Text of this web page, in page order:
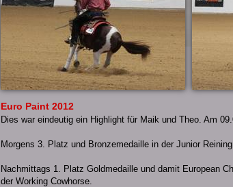
Euro Paint 2012
Dies war eindeutig ein Highlight für Maik und Theo. Am
Morgens 3. Platz und Bronzemedaille in der Junior Reining
Nachmittags 1. Platz Goldmedaille und damit European
der Working Cowhorse.